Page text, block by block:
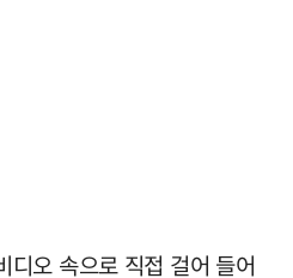
디오 속으로 직접 걸어 들어